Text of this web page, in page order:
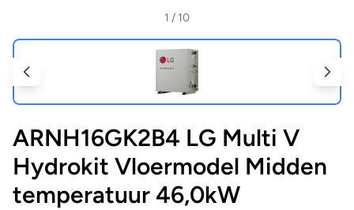
1 / 10
ARNH16GK2B4 LG Multi V
Hydrokit Vloermodel Midden
temperatuur 46,0kW